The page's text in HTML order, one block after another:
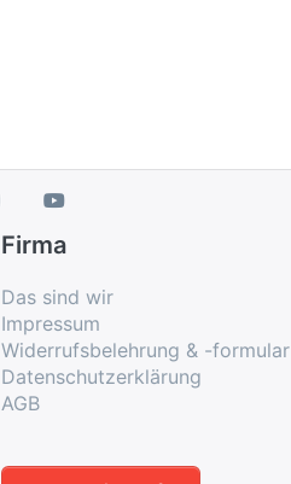
Firma
Das sind wir
Impressum
Widerrufsbelehrung & -formular
Datenschutzerklärung
AGB